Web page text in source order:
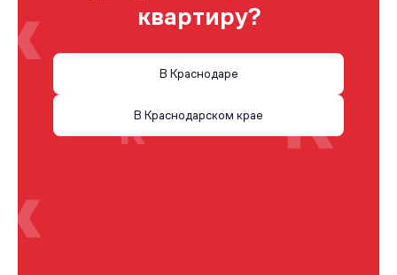
квартиру?
В Краснодаре
В Краснодарском крае